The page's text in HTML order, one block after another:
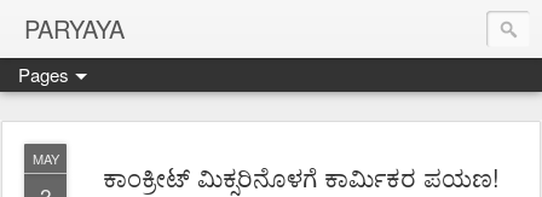
PARYAYA
Pages
MAY
ಕಾಂಕ್ರೀಟ್ ಮಿಕ್ಸರಿನೊಳಗೆ ಕಾರ್ಮಿಕರ ಪಯಣ!